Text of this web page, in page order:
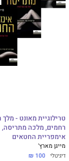
טרילוגיית מאונט -
רחמים, מלכה מתריסה,
אימפריית החטאים
מייגן מארץ'
דיגיטלי 100 ₪